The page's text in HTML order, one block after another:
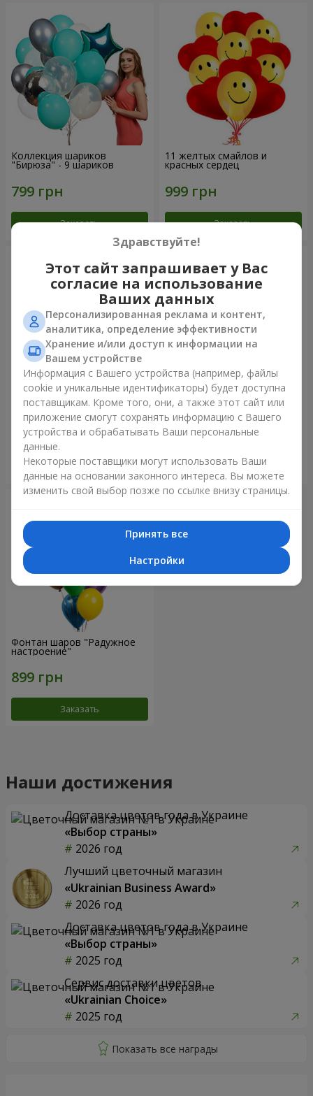
Коллекция шариков
"Бирюза" - 9 шариков
Заказать
11 желтых смайлов и
красных сердец
Заказать
Фонтан шаров "Небо"
Заказать
Фонтан шаров "Розовое
золото"
Заказать
Фонтан шаров "Радужное
настроение"
Заказать
Наши достижения
Доставка цветов года в Украине
«Выбор страны»
2026 год
Лучший цветочный магазин
«Ukrainian Business Award»
2026 год
Доставка цветов года в Украине
«Выбор страны»
2025 год
Сервис доставки цветов
«Ukrainian Choice»
2025 год
Здравствуйте!
Этот сайт запрашивает у Вас
согласие на использование
Ваших данных
Персонализированная реклама и контент,
аналитика, определение эффективности
Хранение и/или доступ к информации на
Вашем устройстве
Информация с Вашего устройства (например, файлы
cookie и уникальные идентификаторы) будет доступна
поставщикам. Кроме того, они, а также этот сайт или
приложение смогут сохранять информацию с Вашего
устройства и обрабатывать Ваши персональные
данные.
Некоторые поставщики могут использовать Ваши
данные на основании законного интереса. Вы можете
изменить свой выбор позже по ссылке внизу страницы.
Принять все
Настройки